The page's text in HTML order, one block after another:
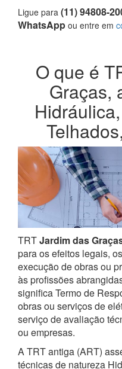
Ligue para (11) 94808-
WhatsApp ou entre em
O que é
Graças,
TRTJardim das
para os efeitos legais,
execução de obras ou
às profissões
significa Termo de
obras ou serviços de
serviço de avaliação
ou empresas.
A TRT antiga (ART)
técnicas de natureza